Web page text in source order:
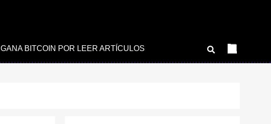
GANA BITCOIN POR LEER ARTÍCULOS